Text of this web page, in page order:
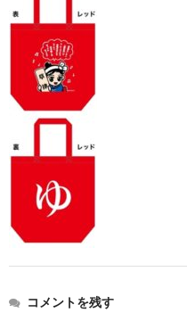
新商品
MONDE SELECTION
ご当地シリーズ
草津産熊笹
その他
キャラクター
ゆもみちゃん
スイーツ
コメントを残す